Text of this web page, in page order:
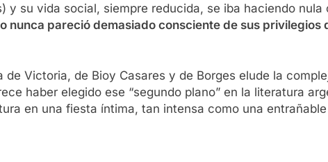
y su vida social, siempre reducida, se iba haciendo
nunca pareció demasiado consciente de sus privilegios
Victoria, de Bioy Casares y de Borges elude la
haber elegido ese “segundo plano” en la literatura
en una fiesta íntima, tan intensa como una